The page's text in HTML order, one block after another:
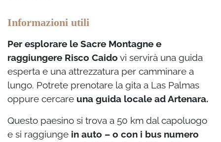
Informazioni utili
Per esplorare le Sacre Montagne e
raggiungere Risco Caido vi servirà una guida
esperta e una attrezzatura per camminare a
lungo. Potrete prenotare la gita a Las Palmas
oppure cercare una guida locale ad Artenara.
Questo paesino si trova a 50 km dal capoluogo
e si raggiunge in auto – o con i bus numero